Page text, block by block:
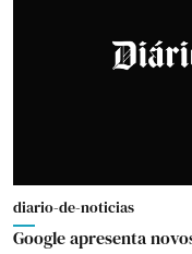
diario-de-noticias
Google apresenta